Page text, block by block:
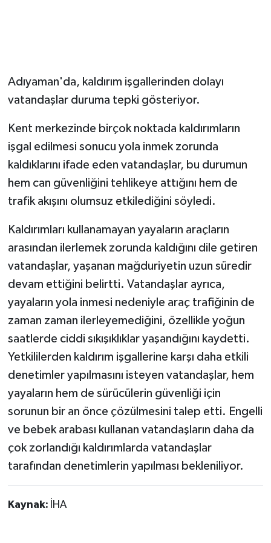
Adıyaman'da, kaldırım işgallerinden dolayı
vatandaşlar duruma tepki gösteriyor.
Kent merkezinde birçok noktada kaldırımların
işgal edilmesi sonucu yola inmek zorunda
kaldıklarını ifade eden vatandaşlar, bu durumun
hem can güvenliğini tehlikeye attığını hem de
trafik akışını olumsuz etkilediğini söyledi.
Kaldırımları kullanamayan yayaların araçların
arasından ilerlemek zorunda kaldığını dile getiren
vatandaşlar, yaşanan mağduriyetin uzun süredir
devam ettiğini belirtti. Vatandaşlar ayrıca,
yayaların yola inmesi nedeniyle araç trafiğinin de
zaman zaman ilerleyemediğini, özellikle yoğun
saatlerde ciddi sıkışıklıklar yaşandığını kaydetti.
Yetkililerden kaldırım işgallerine karşı daha etkili
denetimler yapılmasını isteyen vatandaşlar, hem
yayaların hem de sürücülerin güvenliği için
sorunun bir an önce çözülmesini talep etti. Engelli
ve bebek arabası kullanan vatandaşların daha da
çok zorlandığı kaldırımlarda vatandaşlar
tarafından denetimlerin yapılması bekleniliyor.
Kaynak: İHA